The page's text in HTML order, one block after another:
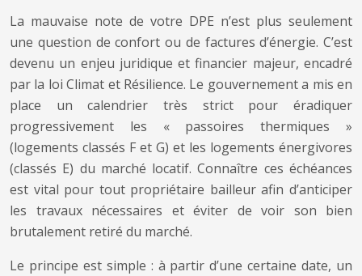
La mauvaise note de votre DPE n’est plus seulement
une question de confort ou de factures d’énergie. C’est
devenu un enjeu juridique et financier majeur, encadré
par la loi Climat et Résilience. Le gouvernement a mis en
place un calendrier très strict pour éradiquer
progressivement les « passoires thermiques »
(logements classés F et G) et les logements énergivores
(classés E) du marché locatif. Connaître ces échéances
est vital pour tout propriétaire bailleur afin d’anticiper
les travaux nécessaires et éviter de voir son bien
brutalement retiré du marché.
Le principe est simple : à partir d’une certaine date, un